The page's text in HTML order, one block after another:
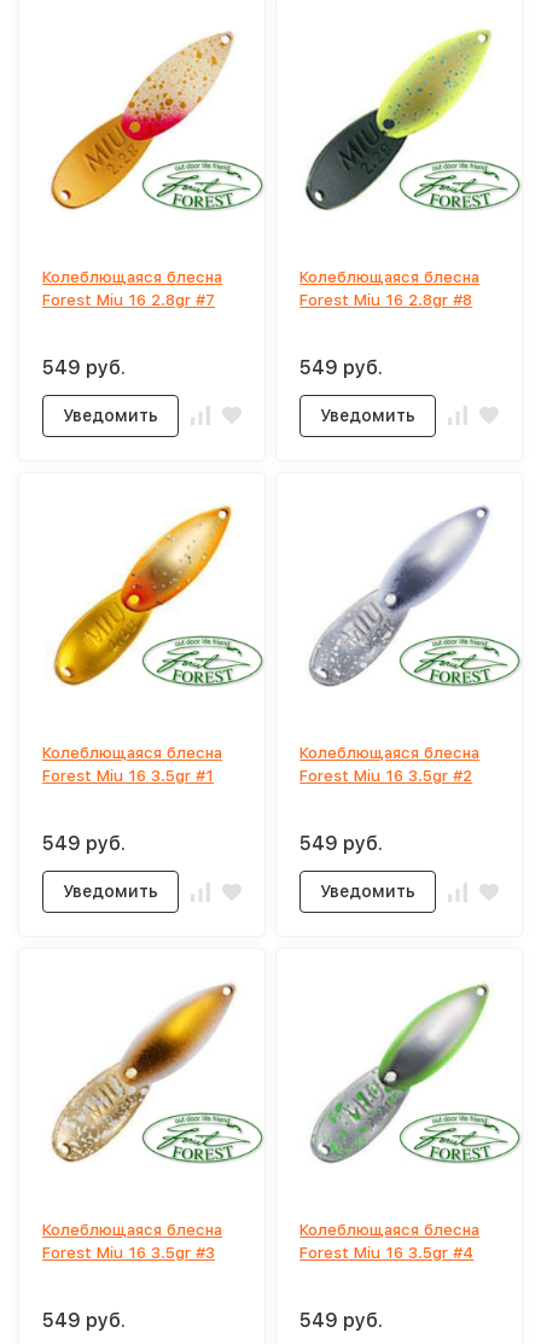
Колеблющаяся блесна
Forest Miu 16 2.8gr #7
549 руб.
Уведомить
Колеблющаяся блесна
Forest Miu 16 2.8gr #8
549 руб.
Уведомить
Колеблющаяся блесна
Forest Miu 16 3.5gr #1
549 руб.
Уведомить
Колеблющаяся блесна
Forest Miu 16 3.5gr #2
549 руб.
Уведомить
Колеблющаяся блесна
Forest Miu 16 3.5gr #3
549 руб.
Колеблющаяся блесна
Forest Miu 16 3.5gr #4
549 руб.